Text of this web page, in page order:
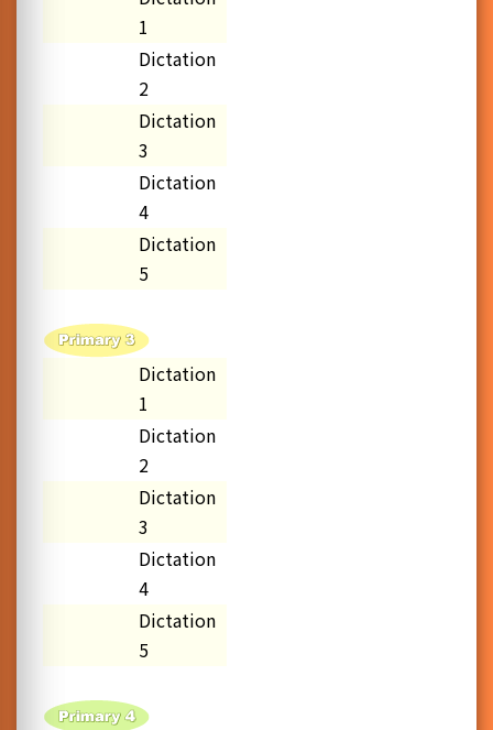
1
Dictation
2
Dictation
3
Dictation
4
Dictation
5
Dictation
1
Dictation
2
Dictation
3
Dictation
4
Dictation
5